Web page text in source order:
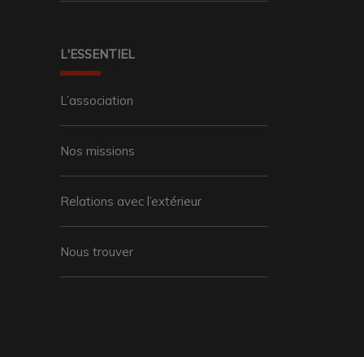
L'ESSENTIEL
L’association
Nos missions
Relations avec l’extérieur
Nous trouver